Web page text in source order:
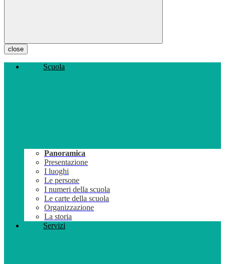
close
Scuola
Panoramica
Presentazione
I luoghi
Le persone
I numeri della scuola
Le carte della scuola
Organizzazione
La storia
Servizi